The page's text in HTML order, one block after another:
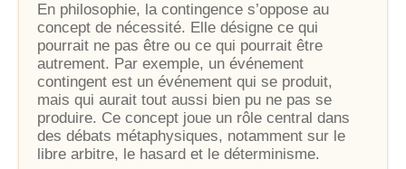
En philosophie, la contingence s’oppose au
concept de nécessité. Elle désigne ce qui
pourrait ne pas être ou ce qui pourrait être
autrement. Par exemple, un événement
contingent est un événement qui se produit,
mais qui aurait tout aussi bien pu ne pas se
produire. Ce concept joue un rôle central dans
des débats métaphysiques, notamment sur le
libre arbitre, le hasard et le déterminisme.